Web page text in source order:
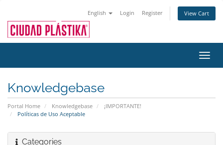
English Login Register View Cart
Knowledgebase
Portal Home Knowledgebase
¡IMPORTANTE!
Políticas de Uso Aceptable
Categories